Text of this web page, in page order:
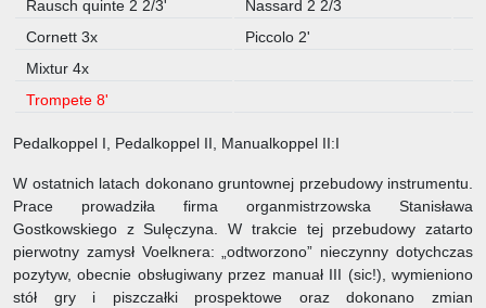
Rausch quinte 2 2/3'
Nassard 2 2/3
Cornett 3x
Piccolo 2'
Mixtur 4x
Trompete 8'
Pedalkoppel I, Pedalkoppel II, Manualkoppel II:I
W ostatnich latach dokonano gruntownej przebudowy instrumentu.
Prace prowadziła firma organmistrzowska Stanisława
Gostkowskiego z Sulęczyna. W trakcie tej przebudowy zatarto
pierwotny zamysł Voelknera: „odtworzono” nieczynny dotychczas
pozytyw, obecnie obsługiwany przez manuał III (sic!), wymieniono
stół gry i piszczałki prospektowe oraz dokonano zmian